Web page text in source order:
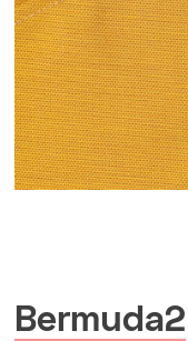
Bermuda2